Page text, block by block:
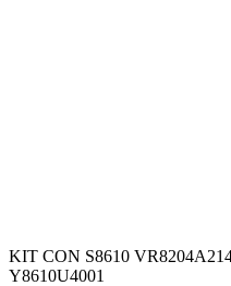
KIT CON S8610
Y8610U4001